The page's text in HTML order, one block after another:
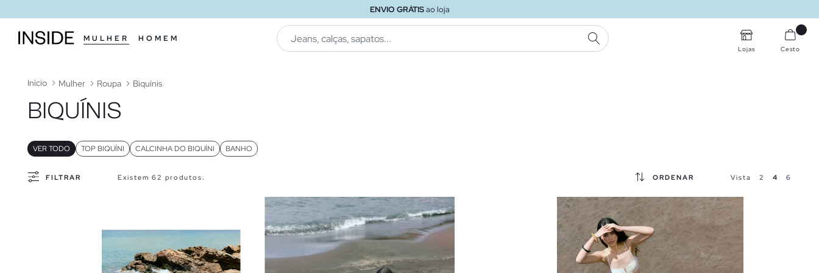
ENVIO GRÁTISao loja
MULHER HOMEM
PESQUISA
Lojas Cesto
Início Mulher Roupa Biquínis
BIQUÍNIS
VER TODO TOP BIQUÍNI CALCINHA DO BIQUÍNI BANHO
FILTRAR Existem 62 produtos. ORDENAR Vista 2 4 6